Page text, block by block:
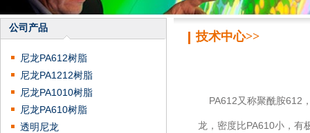
公司产品
尼龙PA612树脂
尼龙PA1212树脂
尼龙PA1010树脂
尼龙PA610树脂
透明尼龙
技术中心>>
PA612又称聚酰胺612
龙，密度比PA610小，有